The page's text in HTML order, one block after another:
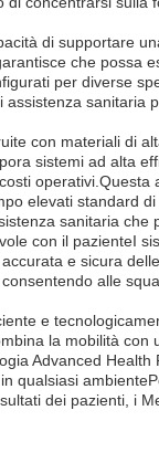
di supportare
che possa
per diverse
sanitaria
con materiali di
sistemi ad alta
operativi.Questa
elevati standard di
sanitaria che
con il pazienteI
e sicura
alle
e
la mobilità con
Advanced
qualsiasi
dei pazienti, i